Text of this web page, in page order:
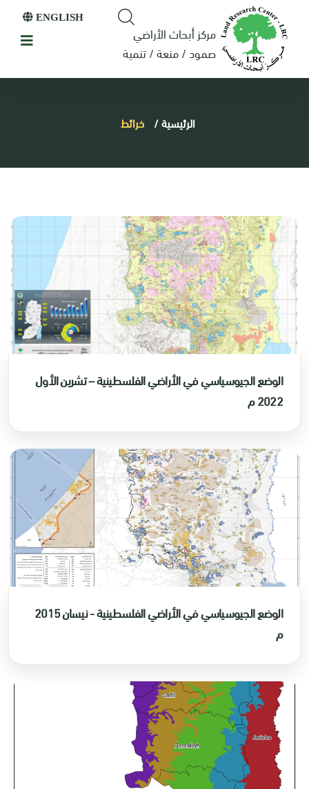
مركز أبحاث الأراضي
صمود / منعة / تنمية
ENGLISH
الرئيسية/ خرائط
الوضع الجيوسياسي في الأراضي الفلسطينية – تشرين الأول
2022 م
الوضع الجيوسياسي في الأراضي الفلسطينية - نيسان 2015
م